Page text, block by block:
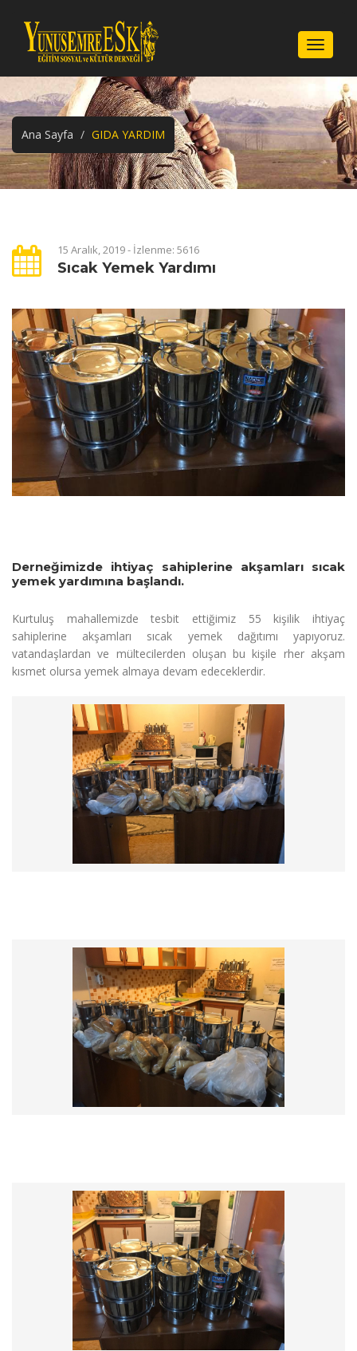
Menu
Ana Sayfa GIDA YARDIM
15 Aralık, 2019 - İzlenme: 5616
Sıcak Yemek Yardımı
Derneğimizde ihtiyaç sahiplerine akşamları sıcak
yemek yardımına başlandı.
Kurtuluş mahallemizde tesbit ettiğimiz 55 kişilik ihtiyaç
sahiplerine akşamları sıcak yemek dağıtımı yapıyoruz.
vatandaşlardan ve mültecilerden oluşan bu kişile rher akşam
kısmet olursa yemek almaya devam edeceklerdir.